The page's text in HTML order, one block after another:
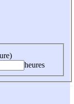
heures